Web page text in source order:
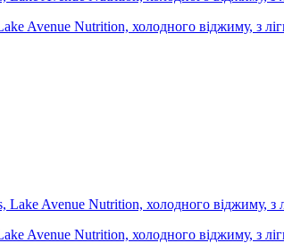
Avenue Nutrition, холодного віджиму, з
Avenue Nutrition, холодного віджиму, з